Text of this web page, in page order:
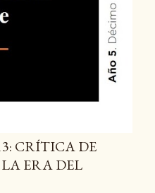
CRÍTICA DE
ERA DEL